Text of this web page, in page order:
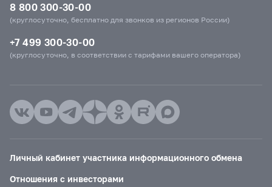
8 800 300-30-00
(круглосуточно, бесплатно для звонков из регионов России)
+7 499 300-30-00
(круглосуточно, в соответствии с тарифами вашего оператора)
Личный кабинет участника информационного обмена
Отношения с инвесторами